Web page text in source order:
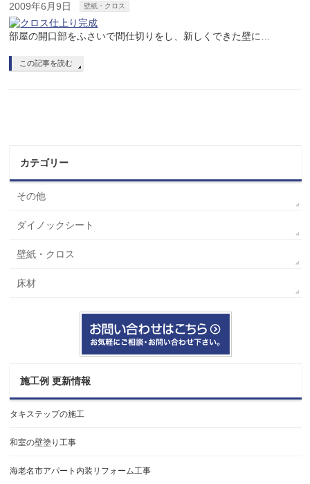
2009年6月9日 壁紙・クロス
部屋の開口部をふさいで間仕切りをし、新しくできた壁に…
この記事を読む
カテゴリー
その他
ダイノックシート
壁紙・クロス
床材
施工例 更新情報
タキステップの施工
和室の壁塗り工事
海老名市アパート内装リフォーム工事